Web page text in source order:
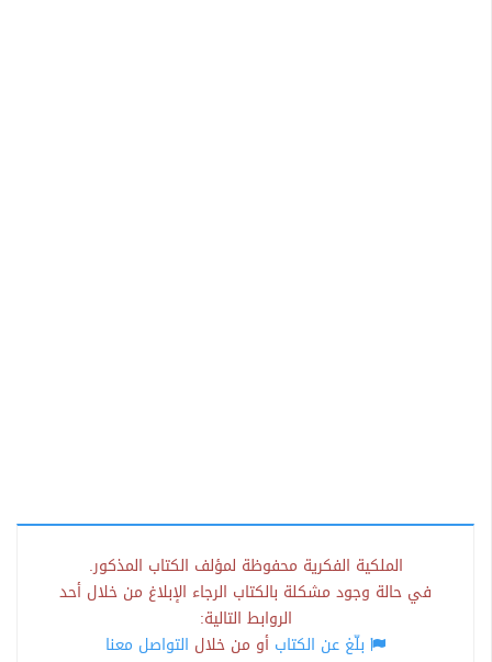
الملكية الفكرية محفوظة لمؤلف الكتاب المذكور.
في حالة وجود مشكلة بالكتاب الرجاء الإبلاغ من خلال أحد
الروابط التالية:
بلّغ عن الكتاب أو من خلال التواصل معنا